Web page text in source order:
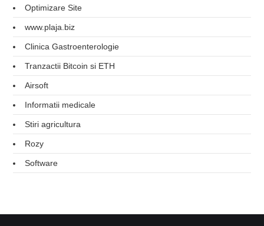
Optimizare Site
www.plaja.biz
Clinica Gastroenterologie
Tranzactii Bitcoin si ETH
Airsoft
Informatii medicale
Stiri agricultura
Rozy
Software